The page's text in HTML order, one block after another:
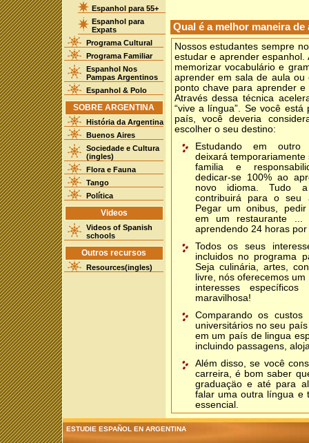
Espanhol para 55+
Espanhol para
Expats
Programa Cultural
Programa Familiar
Espanhol Nos
Pampas Argentinos
Espanhol & Polo
SOBRE ARGENTINA
História da Argentina
Buenos Aires
Sociedade e Cultura
(ingles)
Flora e Fauna
Tango
Política
Videos
Videos of Spanish
schools
Outros recursos
Resources(ingles)
Qual é a melhor maneira
Nossos estudantes sempre
estudar e aprender
memorizar vocabulário e
aprender em sala de aula
ponto chave para aprender
Através dessa técnica
“vive a língua”. Se você
país, você deveria
escolher o seu destino:
Estudando em
deixará temporariamente
familia e
dedicar-se 100% ao
novo idioma. Tudo
contribuirá para o seu
Pegar um onibus,
em um restaurante ...
aprendendo 24 horas por
Todos os seus
incluidos no programa
Seja culinária, artes,
livre, nós oferecemos
interesses
maravilhosa!
Comparando os
universitários no seu
em um país de lingua
incluindo passagens,
Além disso, se você
carreira, é bom saber
graduaçäo e até para
falar uma outra língua e
essencial.
ESTUDIE ESPAÑOL EN ARGENTINA